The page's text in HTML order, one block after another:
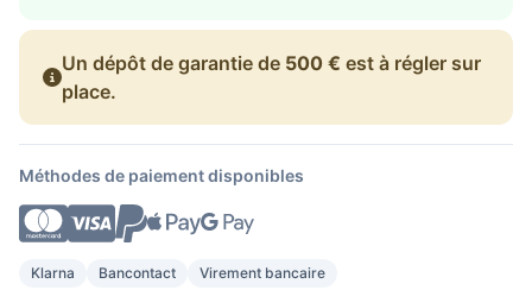
Un dépôt de garantie de 500 € est à régler sur
place.
Méthodes de paiement disponibles
Klarna Bancontact Virement bancaire